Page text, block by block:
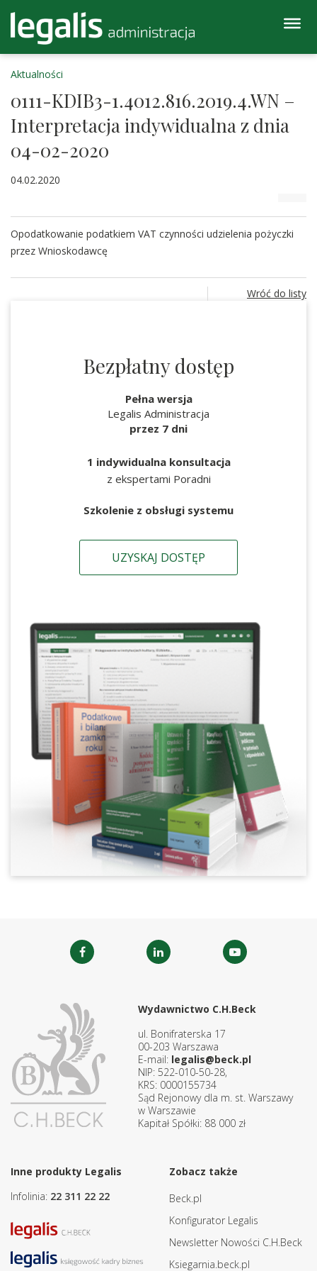
Aktualności
0111-KDIB3-1.4012.816.2019.4.WN –
Interpretacja indywidualna z dnia
04-02-2020
04.02.2020
Opodatkowanie podatkiem VAT czynności udzielenia pożyczki
przez Wnioskodawcę
Wróć do listy
Bezpłatny dostęp
Pełna wersja
Legalis Administracja
przez 7 dni
1 indywidualna konsultacja
z ekspertami Poradni
Szkolenie z obsługi systemu
UZYSKAJ DOSTĘP
Wydawnictwo C.H.Beck
ul. Bonifraterska 17
00-203 Warszawa
E-mail: legalis@beck.pl
NIP: 522-010-50-28,
KRS: 0000155734
Sąd Rejonowy dla m. st. Warszawy
w Warszawie
Kapitał Spółki: 88 000 zł
Inne produkty Legalis
Infolinia: 22 311 22 22
Zobacz także
Beck.pl
Konfigurator Legalis
Newsletter Nowości C.H.Beck
Ksiegarnia.beck.pl